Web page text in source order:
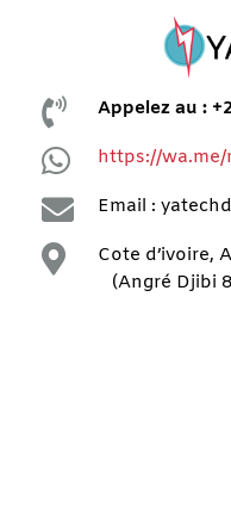
 Appelez au :
 https://wa.me/
 Email :

Cote d’ivoire,
(Angré Djibi